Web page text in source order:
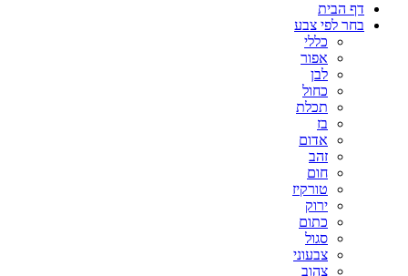
דף הבית
בחר לפי צבע
כללי
אפור
לבן
כחול
תכלת
בז
אדום
זהב
חום
טורקיז
ירוק
כתום
סגול
צבעוני
צהוב